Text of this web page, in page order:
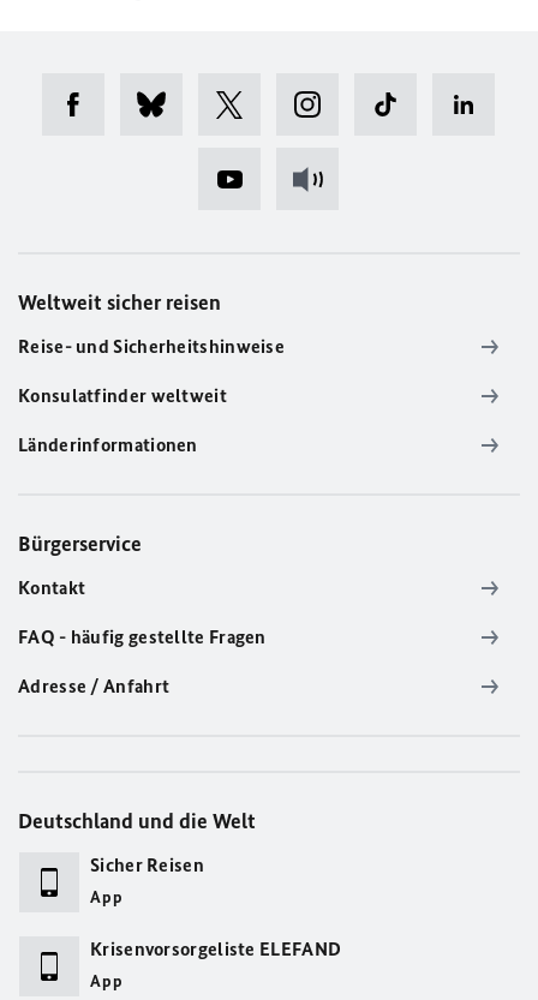
Weltweit sicher reisen
Reise- und Sicherheitshinweise
Konsulatfinder weltweit
Länderinformationen
Bürgerservice
Kontakt
FAQ - häufig gestellte Fragen
Adresse / Anfahrt
Deutschland und die Welt
Sicher Reisen
App
Krisenvorsorgeliste ELEFAND
App